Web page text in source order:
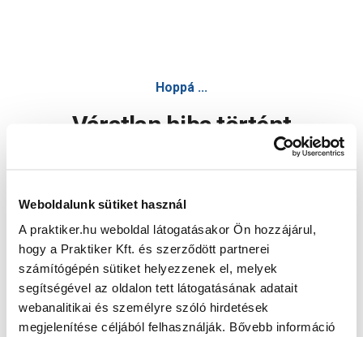
Weboldalunk sütiket használ
A praktiker.hu weboldal látogatásakor Ön hozzájárul,
hogy a Praktiker Kft. és szerződött partnerei
számítógépén sütiket helyezzenek el, melyek
segítségével az oldalon tett látogatásának adatait
webanalitikai és személyre szóló hirdetések
megjelenítése céljából felhasználják. Bővebb információ
Hoppá ...
Váratlan hiba történt
Oldal újratöltése